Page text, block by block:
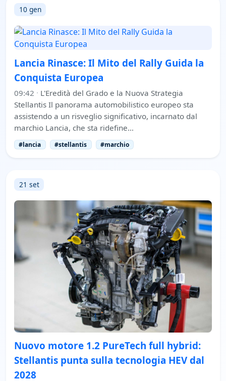
10 gen
Lancia Rinasce: Il Mito del Rally Guida la
Conquista Europea
09:42 · L'Eredità del Grado e la Nuova Strategia
Stellantis Il panorama automobilistico europeo sta
assistendo a un risveglio significativo, incarnato dal
marchio Lancia, che sta ridefine…
#lancia #stellantis #marchio
21 set
Nuovo motore 1.2 PureTech full hybrid:
Stellantis punta sulla tecnologia HEV dal
2028